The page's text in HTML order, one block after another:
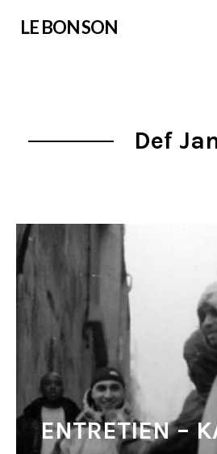
LE BON SON
Def
ENTRETIEN –